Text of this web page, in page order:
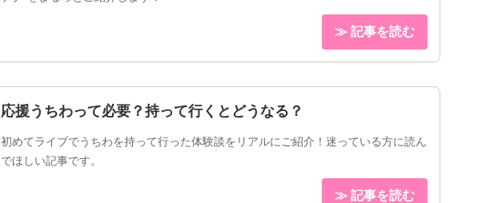
≫ 記事を読む
応援うちわって必要？持って行くとどうなる？
初めてライブでうちわを持って行った体験談をリアルにご紹介！迷っている方に読ん
でほしい記事です。
≫ 記事を読む